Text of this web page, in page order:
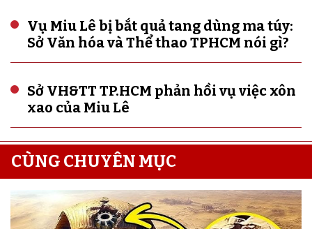
Vụ Miu Lê bị bắt quả tang dùng ma túy:
Sở Văn hóa và Thể thao TPHCM nói gì?
Sở VH&TT TP.HCM phản hồi vụ việc xôn
xao của Miu Lê
CÙNG CHUYÊN MỤC